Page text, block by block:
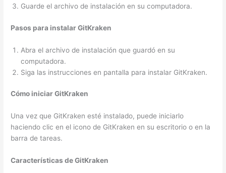
Guarde el archivo de instalación en su computadora.
Pasos para instalar GitKraken
Abra el archivo de instalación que guardó en su
computadora.
Siga las instrucciones en pantalla para instalar GitKraken.
Cómo iniciar GitKraken
Una vez que GitKraken esté instalado, puede iniciarlo
haciendo clic en el icono de GitKraken en su escritorio o en la
barra de tareas.
Características de GitKraken